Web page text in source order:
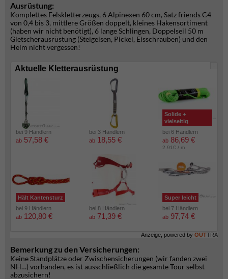
Ausrüstung:
Komplettes Felskletterzeugs, 6 Alpinexen 60 cm, Satz friends C4
von 0,4 bis 3, mittlere Größen doppelt, kleines Hakensortiment
(haben wir nicht benötigt), 6 lange Schlingen, Doppelseil 50 m
Gletscherausrüstung (Steigeisen, Pickel, Eisschrauben) und den
Helm nicht vergessen!
i
Aktuelle Kletterausrüstung
bei 9 Händlern
ab 57,58 €
bei 3 Händlern
ab 18,55 €
Solide +
vielseitig
bei 6 Händlern
ab 86,69 €
2.91€ / m
Hält Kantensturz
bei 9 Händlern
ab 120,80 €
bei 8 Händlern
ab 71,39 €
Super leicht
bei 7 Händlern
ab 97,74 €
Anzeige, powered by OUTTRA
Bemerkung zu den Versicherungen:
Keine Standplätze oder Zwischensicherungen (wir fanden zwei
NH…) vorhanden, es ist ausschließlich die gesamte Tour selbst
abzusichern!